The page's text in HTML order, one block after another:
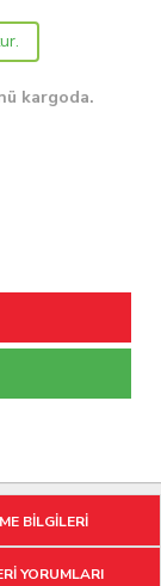
kargoda.
BİLGİLERİ
YORUMLARI